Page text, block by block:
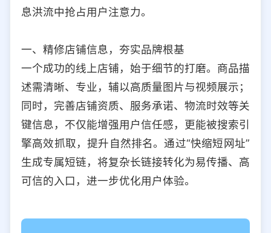
息洪流中抢占用户注意力。
一、精修店铺信息，夯实品牌根基
一个成功的线上店铺，始于细节的打磨。商品描
述需清晰、专业，辅以高质量图片与视频展示；
同时，完善店铺资质、服务承诺、物流时效等关
键信息，不仅能增强用户信任感，更能被搜索引
擎高效抓取，提升自然排名。通过“快缩短网址”
生成专属短链，将复杂长链接转化为易传播、高
可信的入口，进一步优化用户体验。